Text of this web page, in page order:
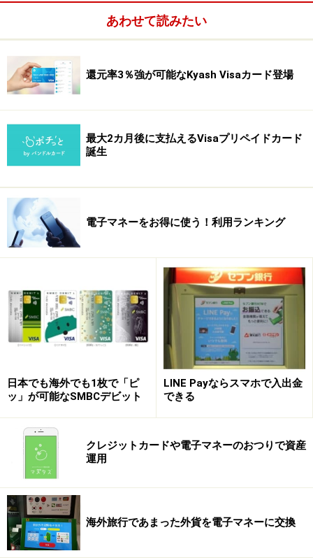
あわせて読みたい
還元率3％強が可能なKyash Visaカード登場
最大2カ月後に支払えるVisaプリペイドカード
誕生
電子マネーをお得に使う！利用ランキング
日本でも海外でも1枚で「ピ
ッ」が可能なSMBCデビット
LINE Payならスマホで入出金
できる
クレジットカードや電子マネーのおつりで資産
運用
海外旅行であまった外貨を電子マネーに交換